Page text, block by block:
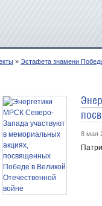
» Эстафета знамени
8 мая